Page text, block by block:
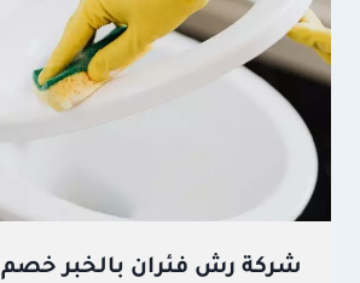
شركة رش فئران بالخبر خصم 30%